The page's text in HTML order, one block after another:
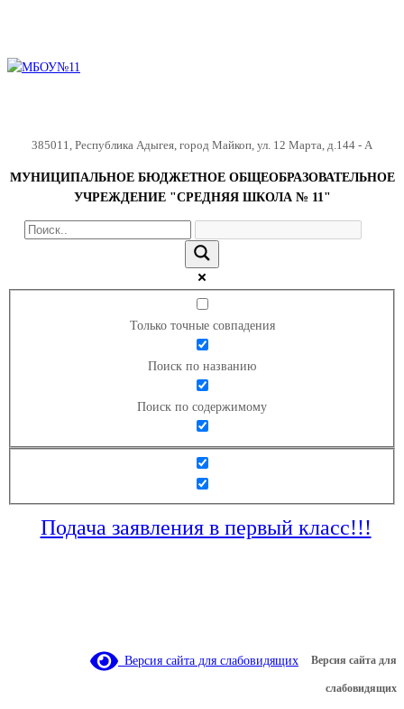
385011, Республика Адыгея, город Майкоп, ул. 12 Марта, д.144 - А
МУНИЦИПАЛЬНОЕ БЮДЖЕТНОЕ ОБЩЕОБРАЗОВАТЕЛЬНОЕ
УЧРЕЖДЕНИЕ "СРЕДНЯЯ ШКОЛА № 11"
Только точные совпадения
Поиск по названию
Поиск по содержимому
Подача заявления в первый класс!!!
Версия сайта для слабовидящих Версия сайта для
слабовидящих